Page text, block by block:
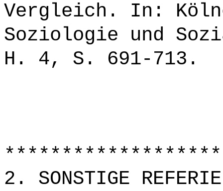
Vergleich. In:
Soziologie und
H. 4, S. 691-713.
2. SONSTIGE